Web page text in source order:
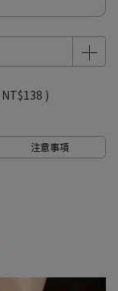
NT$138 )
注意事項